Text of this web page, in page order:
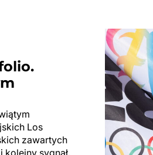
Los
zawartych